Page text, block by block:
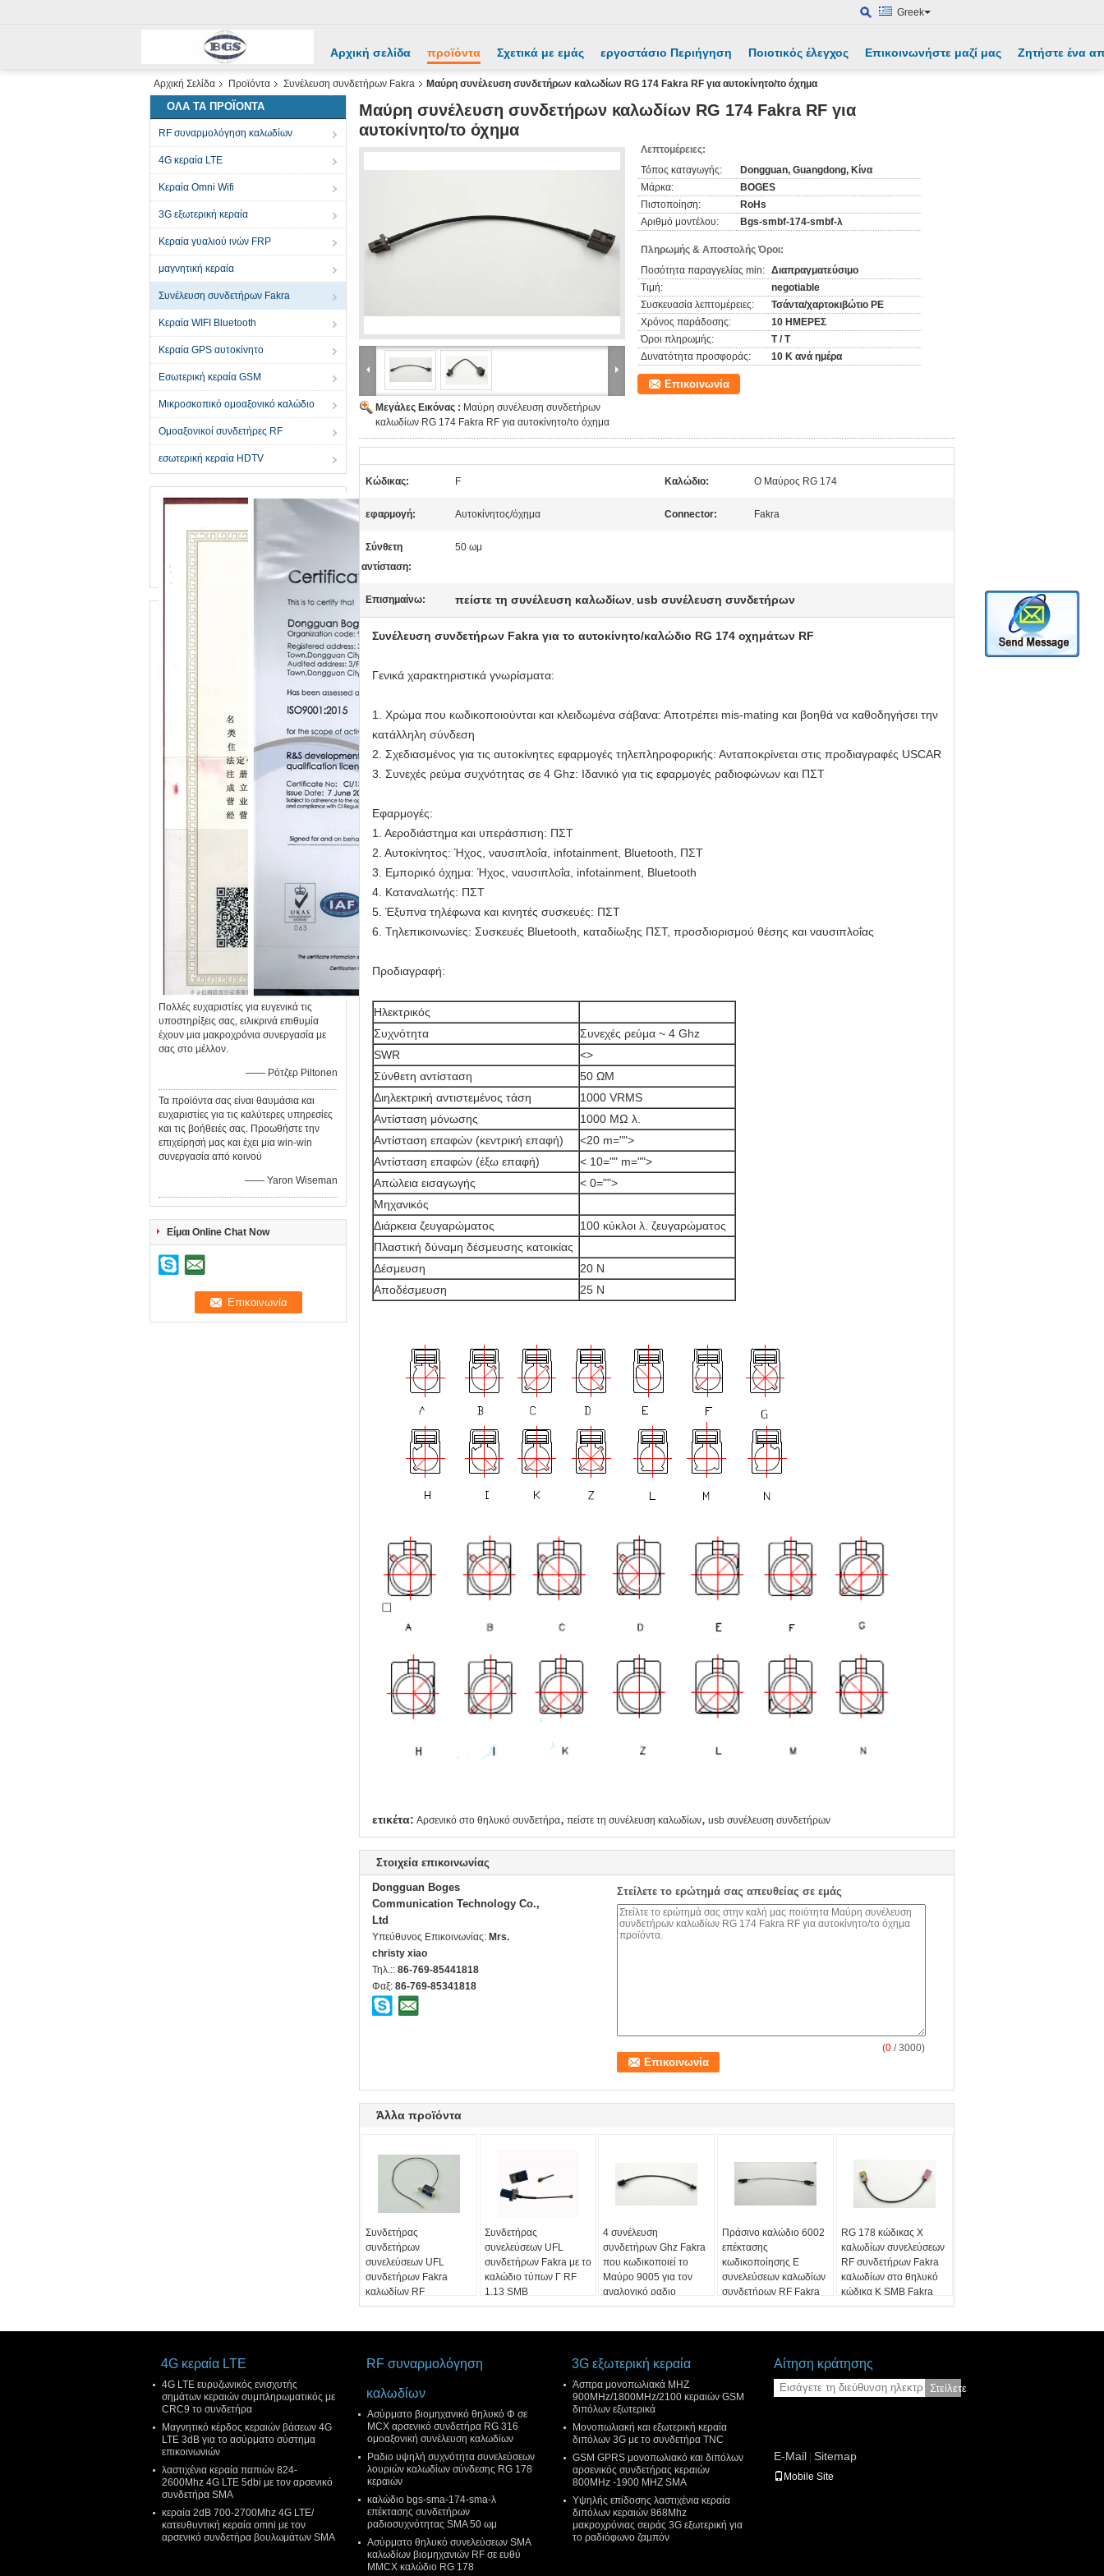
Greek
Αρχική σελίδα προϊόντα Σχετικά με εμάς εργοστάσιο Περιήγηση Ποιοτικός έλεγχος Επικοινωνήστε μαζί μας Ζητήστε ένα
Αρχική Σελίδα Προϊόντα Συνέλευση συνδετήρων Fakra Μαύρη συνέλευση συνδετήρων καλωδίων RG 174 Fakra RF για αυτοκίνητο/το όχημα
ΌΛΑ ΤΑ ΠΡΟΪΌΝΤΑ
RF συναρμολόγηση καλωδίων
4G κεραία LTE
Κεραία Omni Wifi
3G εξωτερική κεραία
Κεραία γυαλιού ινών FRP
μαγνητική κεραία
Συνέλευση συνδετήρων Fakra
Κεραία WIFI Bluetooth
Κεραία GPS αυτοκίνητο
Εσωτερική κεραία GSM
Μικροσκοπικό ομοαξονικό καλώδιο
Ομοαξονικοί συνδετήρες RF
εσωτερική κεραία HDTV
Πολλές ευχαριστίες για ευγενικά τις
υποστηρίξεις σας, ειλικρινά επιθυμία
έχουν μια μακροχρόνια συνεργασία με
σας στο μέλλον.
—— Ρότζερ Piltonen
Τα προϊόντα σας είναι θαυμάσια και
ευχαριστίες για τις καλύτερες υπηρεσίες
και τις βοήθειές σας. Προωθήστε την
επιχείρησή μας και έχει μια win-win
συνεργασία από κοινού
—— Yaron Wiseman
Είμαι Online Chat Now
Μαύρη συνέλευση συνδετήρων καλωδίων RG 174 Fakra RF για
αυτοκίνητο/το όχημα
Μεγάλες Εικόνας : Μαύρη συνέλευση συνδετήρων
καλωδίων RG 174 Fakra RF για αυτοκίνητο/το όχημα
Λεπτομέρειες:
Τόπος καταγωγής:
Dongguan, Guangdong, Κίνα
Μάρκα:
BOGES
Πιστοποίηση:
RoHs
Αριθμό μοντέλου:
Bgs-smbf-174-smbf-λ
Πληρωμής & Αποστολής Όροι:
Ποσότητα παραγγελίας min: Διαπραγματεύσιμο
Τιμή:
negotiable
Συσκευασία λεπτομέρειες:
Τσάντα/χαρτοκιβώτιο PE
Χρόνος παράδοσης:
10 ΗΜΕΡΕΣ
Όροι πληρωμής:
T / T
Δυνατότητα προσφοράς:
10 K ανά ημέρα
Επικοινωνία
Κώδικας: F Καλώδιο: Ο Μαύρος RG 174
εφαρμογή: Αυτοκίνητος/όχημα Connector: Fakra
Σύνθετη
αντίσταση:
50 ωμ
Επισημαίνω: πείστε τη συνέλευση καλωδίων, usb συνέλευση συνδετήρων
Συνέλευση συνδετήρων Fakra για το αυτοκίνητο/καλώδιο RG 174 οχημάτων RF
Γενικά χαρακτηριστικά γνωρίσματα:
1. Χρώμα που κωδικοποιούνται και κλειδωμένα σάβανα: Αποτρέπει mis-mating και βοηθά να καθοδηγήσει την
κατάλληλη σύνδεση
2. Σχεδιασμένος για τις αυτοκίνητες εφαρμογές τηλεπληροφορικής: Ανταποκρίνεται στις προδιαγραφές USCAR
3. Συνεχές ρεύμα συχνότητας σε 4 Ghz: Ιδανικό για τις εφαρμογές ραδιοφώνων και ΠΣΤ
Εφαρμογές:
1. Αεροδιάστημα και υπεράσπιση: ΠΣΤ
2. Αυτοκίνητος: Ήχος, ναυσιπλοΐα, infotainment, Bluetooth, ΠΣΤ
3. Εμπορικό όχημα: Ήχος, ναυσιπλοΐα, infotainment, Bluetooth
4. Καταναλωτής: ΠΣΤ
5. Έξυπνα τηλέφωνα και κινητές συσκευές: ΠΣΤ
6. Τηλεπικοινωνίες: Συσκευές Bluetooth, καταδίωξης ΠΣΤ, προσδιορισμού θέσης και ναυσιπλοΐας
Προδιαγραφή:
Ηλεκτρικός
Συχνότητα
Συνεχές ρεύμα ~ 4 Ghz
SWR
<>
Σύνθετη αντίσταση
50 ΩΜ
Διηλεκτρική αντιστεμένος τάση
1000 VRMS
Αντίσταση μόνωσης
1000 MΩ λ.
Αντίσταση επαφών (κεντρική επαφή)
<20 m="">
Αντίσταση επαφών (έξω επαφή)
< 10="" m="">
Απώλεια εισαγωγής
< 0="">
Μηχανικός
Διάρκεια ζευγαρώματος
100 κύκλοι λ. ζευγαρώματος
Πλαστική δύναμη δέσμευσης κατοικίας
Δέσμευση
20 Ν
Αποδέσμευση
25 Ν
ετικέτα: Αρσενικό στο θηλυκό συνδετήρα, πείστε τη συνέλευση καλωδίων, usb συνέλευση συνδετήρων
Στοιχεία επικοινωνίας
Dongguan Boges
Communication Technology Co.,
Ltd
Υπεύθυνος Επικοινωνίας: Mrs.
christy xiao
Τηλ.:: 86-769-85441818
Φαξ: 86-769-85341818
Στείλετε το ερώτημά σας απευθείας σε εμάς
(0 / 3000)
Άλλα προϊόντα
Συνδετήρας
συνδετήρων
συνελεύσεων UFL
συνδετήρων Fakra
καλωδίων RF
Συνδετήρας
συνελεύσεων UFL
συνδετήρων Fakra με το
καλώδιο τύπων Γ RF
1,13 SMB
4 συνέλευση
συνδετήρων Ghz Fakra
που κωδικοποιεί το
Μαύρο 9005 για τον
αναλογικό ραδιο
φανταστικό
Πράσινο καλώδιο 6002
επέκτασης
κωδικοποίησης Ε
συνελεύσεων καλωδίων
συνδετήρων RF Fakra
για την τηλεόραση
RG 178 κώδικας Χ
καλωδίων συνελεύσεων
RF συνδετήρων Fakra
καλωδίων στο θηλυκό
κώδικα Κ SMB Fakra
4G κεραία LTE
4G LTE ευρυζωνικός ενισχυτής
σημάτων κεραιών συμπληρωματικός με
CRC9 το συνδετήρα
Μαγνητικό κέρδος κεραιών βάσεων 4G
LTE 3dB για το ασύρματο σύστημα
επικοινωνιών
λαστιχένια κεραία παπιών 824-
2600Mhz 4G LTE 5dbi με τον αρσενικό
συνδετήρα SMA
κεραία 2dB 700-2700Mhz 4G LTE/
κατευθυντική κεραία omni με τον
αρσενικό συνδετήρα βουλωμάτων SMA
RF συναρμολόγηση
καλωδίων
Ασύρματο βιομηχανικό θηλυκό Φ σε
MCX αρσενικό συνδετήρα RG 316
ομοαξονική συνέλευση καλωδίων
Ραδιο υψηλή συχνότητα συνελεύσεων
λουριών καλωδίων σύνδεσης RG 178
κεραιών
καλώδιο bgs-sma-174-sma-λ
επέκτασης συνδετήρων
ραδιοσυχνότητας SMA 50 ωμ
Ασύρματο θηλυκό συνελεύσεων SMA
καλωδίων βιομηχανιών RF σε ευθύ
MMCX καλώδιο RG 178
3G εξωτερική κεραία
Άσπρα μονοπωλιακά MHZ
900MHz/1800MHz/2100 κεραιών GSM
διπόλων εξωτερικά
Μονοπωλιακή και εξωτερική κεραία
διπόλων 3G με το συνδετήρα TNC
GSM GPRS μονοπωλιακό και διπόλων
αρσενικός συνδετήρας κεραιών
800MHz -1900 MHZ SMA
Υψηλής επίδοσης λαστιχένια κεραία
διπόλων κεραιών 868Mhz
μακροχρόνιας σειράς 3G εξωτερική για
το ραδιόφωνο ζαμπόν
Αίτηση κράτησης
Στείλετε
E-Mail Sitemap
Mobile Site